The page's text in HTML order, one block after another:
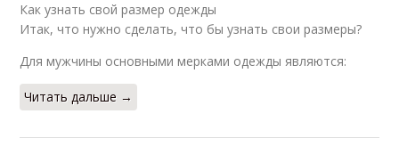
Как узнать свой размер одежды
Итак, что нужно сделать, что бы узнать свои размеры?
Для мужчины основными мерками одежды являются:
Читать дальше →